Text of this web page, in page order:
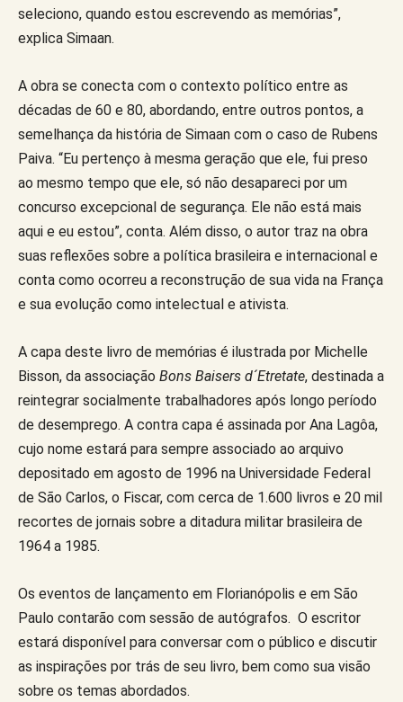
seleciono, quando estou escrevendo as memórias”,
explica Simaan.
A obra se conecta com o contexto político entre as
décadas de 60 e 80, abordando, entre outros pontos, a
semelhança da história de Simaan com o caso de Rubens
Paiva. “Eu pertenço à mesma geração que ele, fui preso
ao mesmo tempo que ele, só não desapareci por um
concurso excepcional de segurança. Ele não está mais
aqui e eu estou”, conta. Além disso, o autor traz na obra
suas reflexões sobre a política brasileira e internacional e
conta como ocorreu a reconstrução de sua vida na França
e sua evolução como intelectual e ativista.
A capa deste livro de memórias é ilustrada por Michelle
Bisson, da associação Bons Baisers d´Etretate, destinada a
reintegrar socialmente trabalhadores após longo período
de desemprego. A contra capa é assinada por Ana Lagôa,
cujo nome estará para sempre associado ao arquivo
depositado em agosto de 1996 na Universidade Federal
de São Carlos, o Fiscar, com cerca de 1.600 livros e 20 mil
recortes de jornais sobre a ditadura militar brasileira de
1964 a 1985.
Os eventos de lançamento em Florianópolis e em São
Paulo contarão com sessão de autógrafos. O escritor
estará disponível para conversar com o público e discutir
as inspirações por trás de seu livro, bem como sua visão
sobre os temas abordados.